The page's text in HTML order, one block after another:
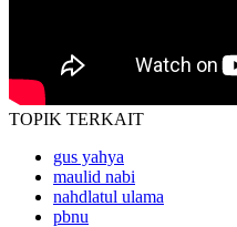
TOPIK TERKAIT
gus yahya
maulid nabi
nahdlatul ulama
pbnu